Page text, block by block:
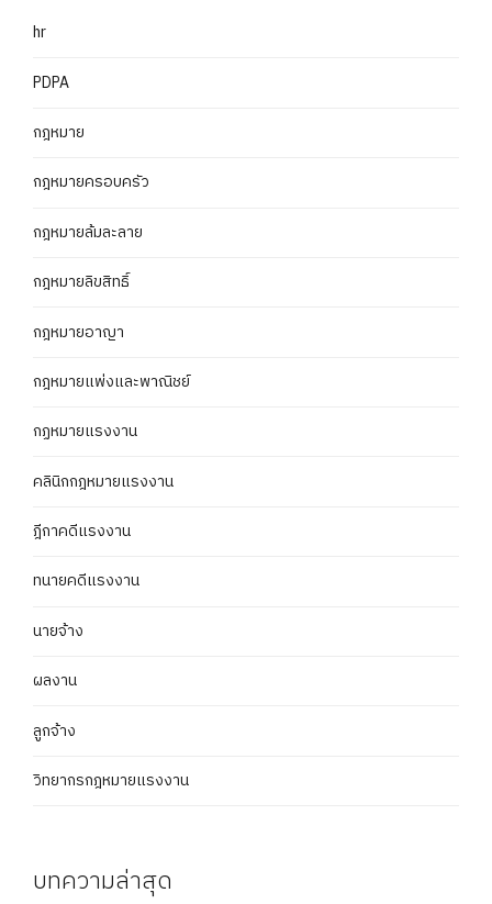
hr
PDPA
กฎหมาย
กฎหมายครอบครัว
กฎหมายล้มละลาย
กฎหมายลิขสิทธิ์
กฎหมายอาญา
กฎหมายแพ่งและพาณิชย์
กฏหมายแรงงาน
คลินิกกฎหมายแรงงาน
ฎีกาคดีแรงงาน
ทนายคดีแรงงาน
นายจ้าง
ผลงาน
ลูกจ้าง
วิทยากรกฎหมายแรงงาน
บทความล่าสุด